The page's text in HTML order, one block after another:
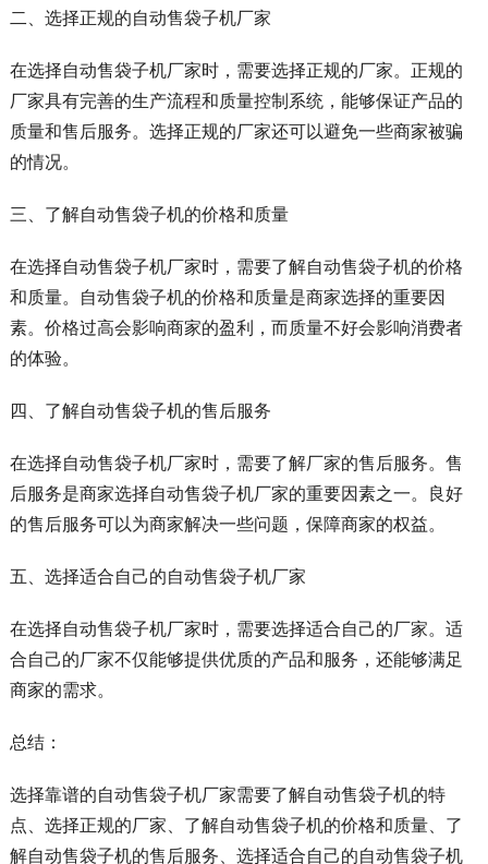
二、选择正规的自动售袋子机厂家
在选择自动售袋子机厂家时，需要选择正规的厂家。正规的
厂家具有完善的生产流程和质量控制系统，能够保证产品的
质量和售后服务。选择正规的厂家还可以避免一些商家被骗
的情况。
三、了解自动售袋子机的价格和质量
在选择自动售袋子机厂家时，需要了解自动售袋子机的价格
和质量。自动售袋子机的价格和质量是商家选择的重要因
素。价格过高会影响商家的盈利，而质量不好会影响消费者
的体验。
四、了解自动售袋子机的售后服务
在选择自动售袋子机厂家时，需要了解厂家的售后服务。售
后服务是商家选择自动售袋子机厂家的重要因素之一。良好
的售后服务可以为商家解决一些问题，保障商家的权益。
五、选择适合自己的自动售袋子机厂家
在选择自动售袋子机厂家时，需要选择适合自己的厂家。适
合自己的厂家不仅能够提供优质的产品和服务，还能够满足
商家的需求。
总结：
选择靠谱的自动售袋子机厂家需要了解自动售袋子机的特
点、选择正规的厂家、了解自动售袋子机的价格和质量、了
解自动售袋子机的售后服务、选择适合自己的自动售袋子机